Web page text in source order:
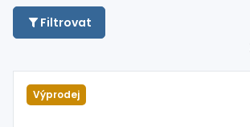
Filtrovat
Výprodej